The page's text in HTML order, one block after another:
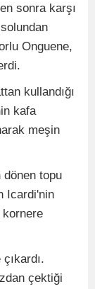
sonra karşı
Onguene,
kullandığı
kafa
meşin
dönen topu
Icardi'nin
çektiği